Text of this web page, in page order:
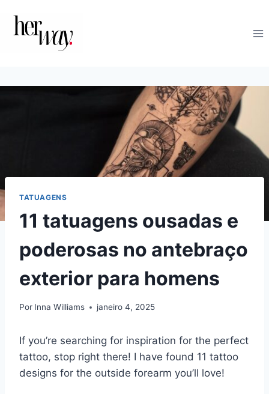
TATUAGENS
11 tatuagens ousadas e
poderosas no antebraço
exterior para homens
Por Inna Williams janeiro 4, 2025
If you’re searching for inspiration for the perfect
tattoo, stop right there! I have found 11 tattoo
designs for the outside forearm you’ll love!